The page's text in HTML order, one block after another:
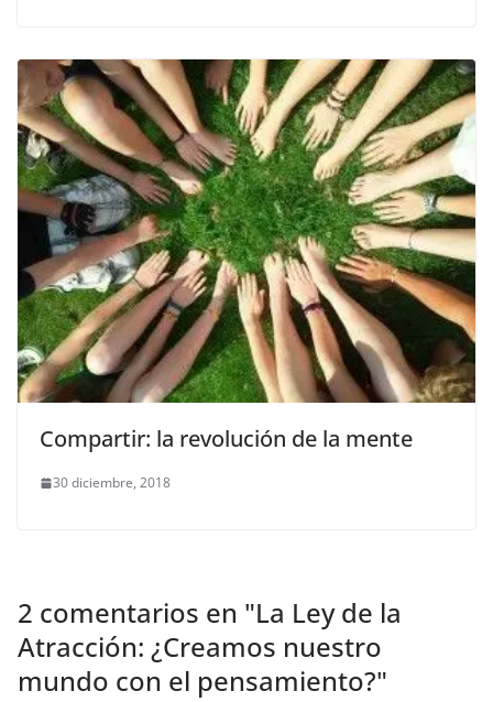
Compartir: la revolución de la mente
30 diciembre, 2018
2 comentarios en "La Ley de la
Atracción: ¿Creamos nuestro
mundo con el pensamiento?"